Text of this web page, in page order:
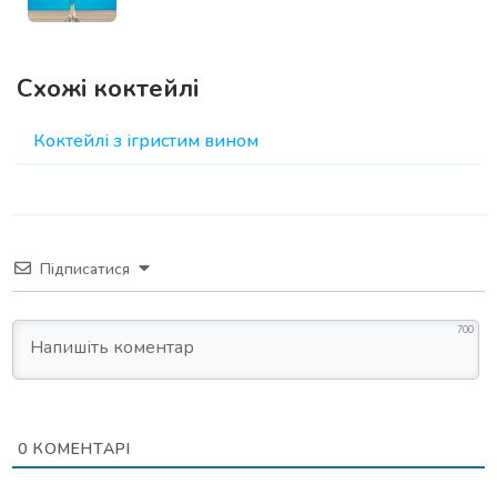
Схожі коктейлі
Коктейлі з ігристим вином
Підписатися
700
0 КОМЕНТАРІ